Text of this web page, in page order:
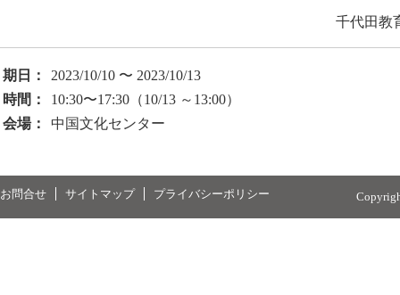
千代田教
期日：
2023/10/10 〜 2023/10/13
時間：
10:30〜17:30（10/13 ～13:00）
会場：
中国文化センター
お問合せ サイトマップ プライバシーポリシー